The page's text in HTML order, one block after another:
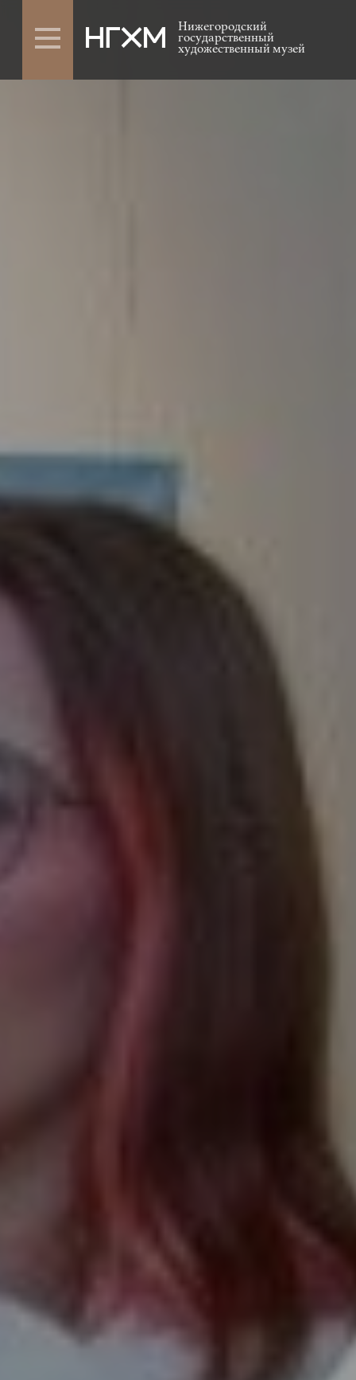
Нижегородский
государственный
художественный музей